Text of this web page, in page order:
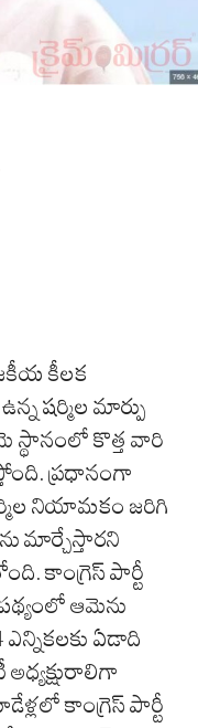
కీలక
షర్మిల మార్పు
స్థానంలో కొత్త వారి
ప్రధానంగా
నియామకం జరిగి
మార్చేస్తారని
కాంగ్రెస్ పార్టీ
ఆమెను
ఎన్నికలకు ఏడాది
అధ్యక్షురాలిగా
కాంగ్రెస్ పార్టీ